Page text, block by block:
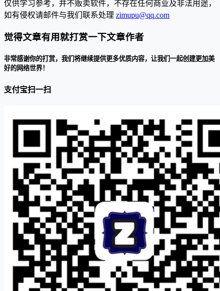
仅供学习参考，并不贩卖软件，不存在任何商业及非法用途，
如有侵权请邮件与我们联系处理 zimupu@qq.com
觉得文章有用就打赏一下文章作者
非常感谢你的打赏，我们将继续提供更多优质内容，让我们一起创建更加美
好的网络世界！
支付宝扫一扫